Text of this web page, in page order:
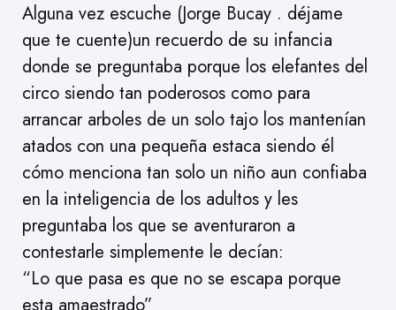
Alguna vez escuche (Jorge Bucay . déjame
que te cuente)un recuerdo de su infancia
donde se preguntaba porque los elefantes del
circo siendo tan poderosos como para
arrancar arboles de un solo tajo los mantenían
atados con una pequeña estaca siendo él
cómo menciona tan solo un niño aun confiaba
en la inteligencia de los adultos y les
preguntaba los que se aventuraron a
contestarle simplemente le decían:
“Lo que pasa es que no se escapa porque